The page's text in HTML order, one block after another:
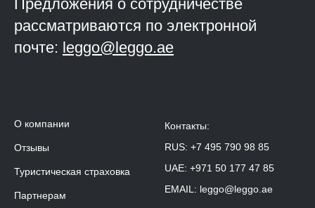
Предложения о сотрудничестве
рассматриваются по электронной
почте: leggo@leggo.ae
О компании
Отзывы
Туристическая страховка
Партнерам
Контакты:
RUS: +7 495 790 98 85
UAE: +971 50 177 47 85
EMAIL: leggo@leggo.ae